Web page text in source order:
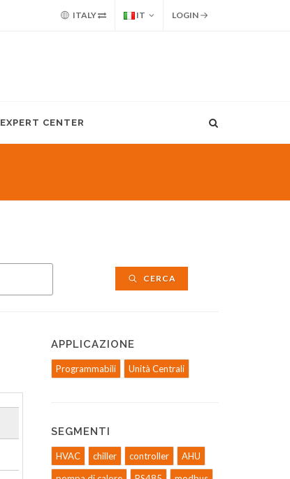
ITALY IT LOGIN
EXPERT CENTER
CERCA
APPLICAZIONE
Programmabili Unità Centrali
SEGMENTI
HVAC chiller controller
AHU